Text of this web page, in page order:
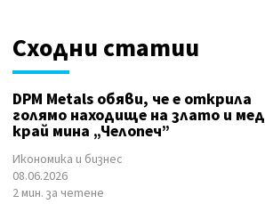
Сходни статии
DPM Metals обяви, че е открила
голямо находище на злато и мед
край мина „Челопеч”
Икономика и бизнес
08.06.2026
2 мин. за четене